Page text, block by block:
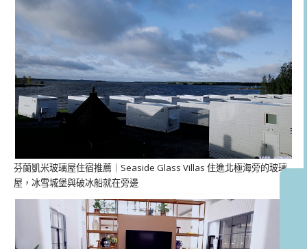
芬蘭凱米玻璃屋住宿推薦｜Seaside Glass Villas 住進北極海旁的玻璃
屋，冰雪城堡與破冰船就在旁邊